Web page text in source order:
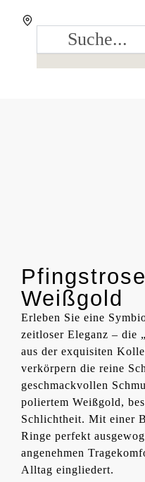
Weißgold
Erleben Sie eine
zeitloser Eleganz – die
aus der exquisiten
verkörpern die reine
geschmackvollen
poliertem Weißgold,
Schlichtheit. Mit einer
Ringe perfekt
angenehmen
Alltag eingliedert.